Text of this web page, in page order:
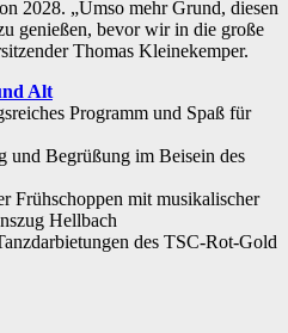
2028. „Umso mehr Grund, diesen
genießen, bevor wir in die große
Thomas Kleinekemper.
Alt
Programm und Spaß für
und Begrüßung im Beisein des
Frühschoppen mit musikalischer
Hellbach
des TSC-Rot-Gold